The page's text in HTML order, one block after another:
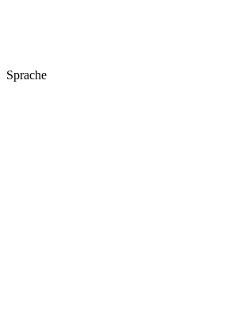
Sprache